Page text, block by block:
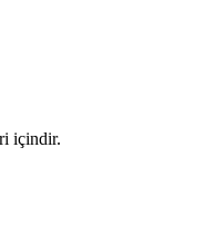
içindir.